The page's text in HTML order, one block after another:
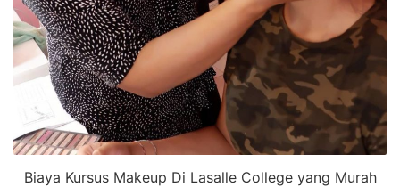
Biaya Kursus Makeup Di Lasalle College yang Murah